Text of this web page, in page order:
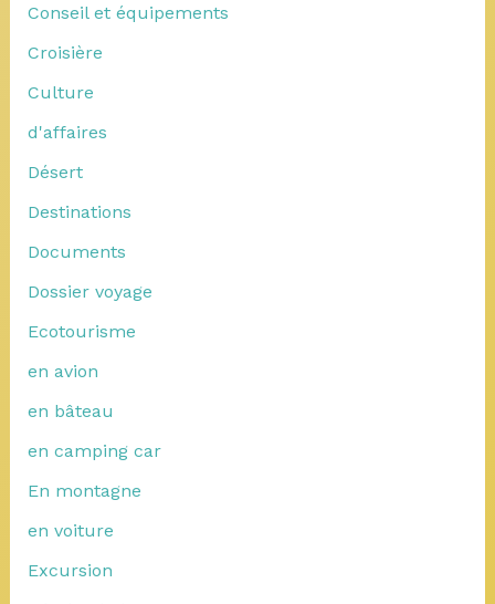
Conseil et équipements
Croisière
Culture
d'affaires
Désert
Destinations
Documents
Dossier voyage
Ecotourisme
en avion
en bâteau
en camping car
En montagne
en voiture
Excursion